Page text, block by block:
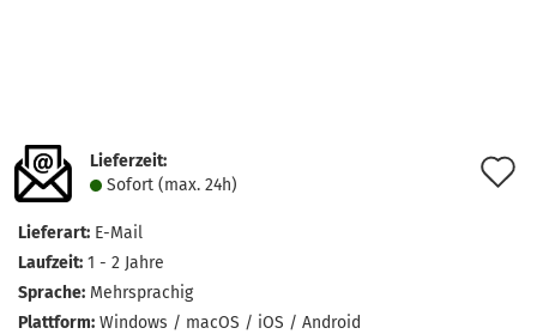
Lieferzeit:
Sofort (max. 24h)
Lieferart: E-Mail
Laufzeit: 1 - 2 Jahre
Sprache: Mehrsprachig
Plattform: Windows / macOS / iOS / Android